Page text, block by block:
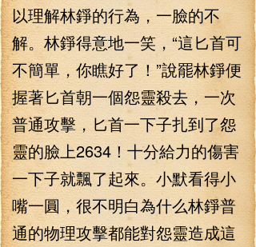
以理解林錚的行為，一臉的不
解。林錚得意地一笑，“這匕首可
不簡單，你瞧好了！”說罷林錚便
握著匕首朝一個怨靈殺去，一次
普通攻擊，匕首一下子扎到了怨
靈的臉上2634！十分給力的傷害
一下子就飄了起來。小默看得小
嘴一圓，很不明白為什么林錚普
通的物理攻擊都能對怨靈造成這